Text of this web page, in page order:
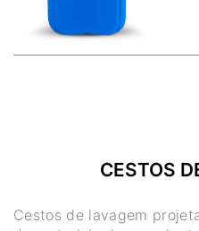
CESTOS
Cestos de lavagem